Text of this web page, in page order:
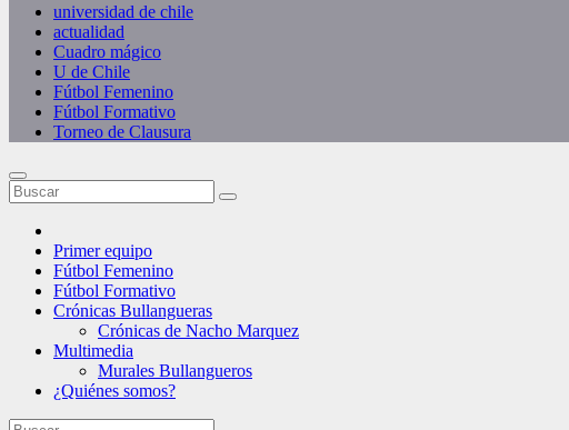
universidad de chile
actualidad
Cuadro mágico
U de Chile
Fútbol Femenino
Fútbol Formativo
Torneo de Clausura
Primer equipo
Fútbol Femenino
Fútbol Formativo
Crónicas Bullangueras
Crónicas de Nacho Marquez
Multimedia
Murales Bullangueros
¿Quiénes somos?